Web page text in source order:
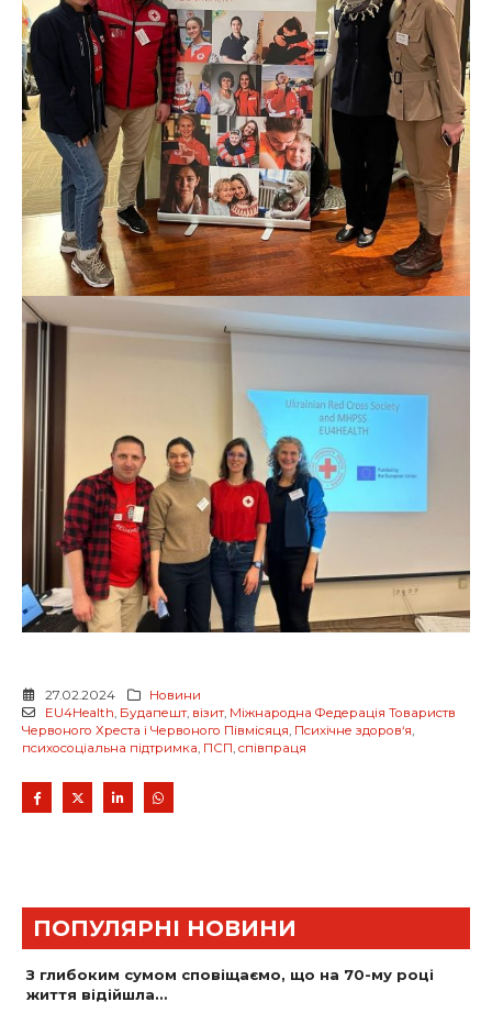
27.02.2024
Новини
EU4Health, Будапешт, візит, Міжнародна Федерація Товариств
Червоного Хреста і Червоного Півмісяця, Психічне здоров‘я,
психосоціальна підтримка, ПСП, співпраця
ПОПУЛЯРНІ НОВИНИ
З глибоким сумом сповіщаємо, що на 70-му році
життя відійшла…